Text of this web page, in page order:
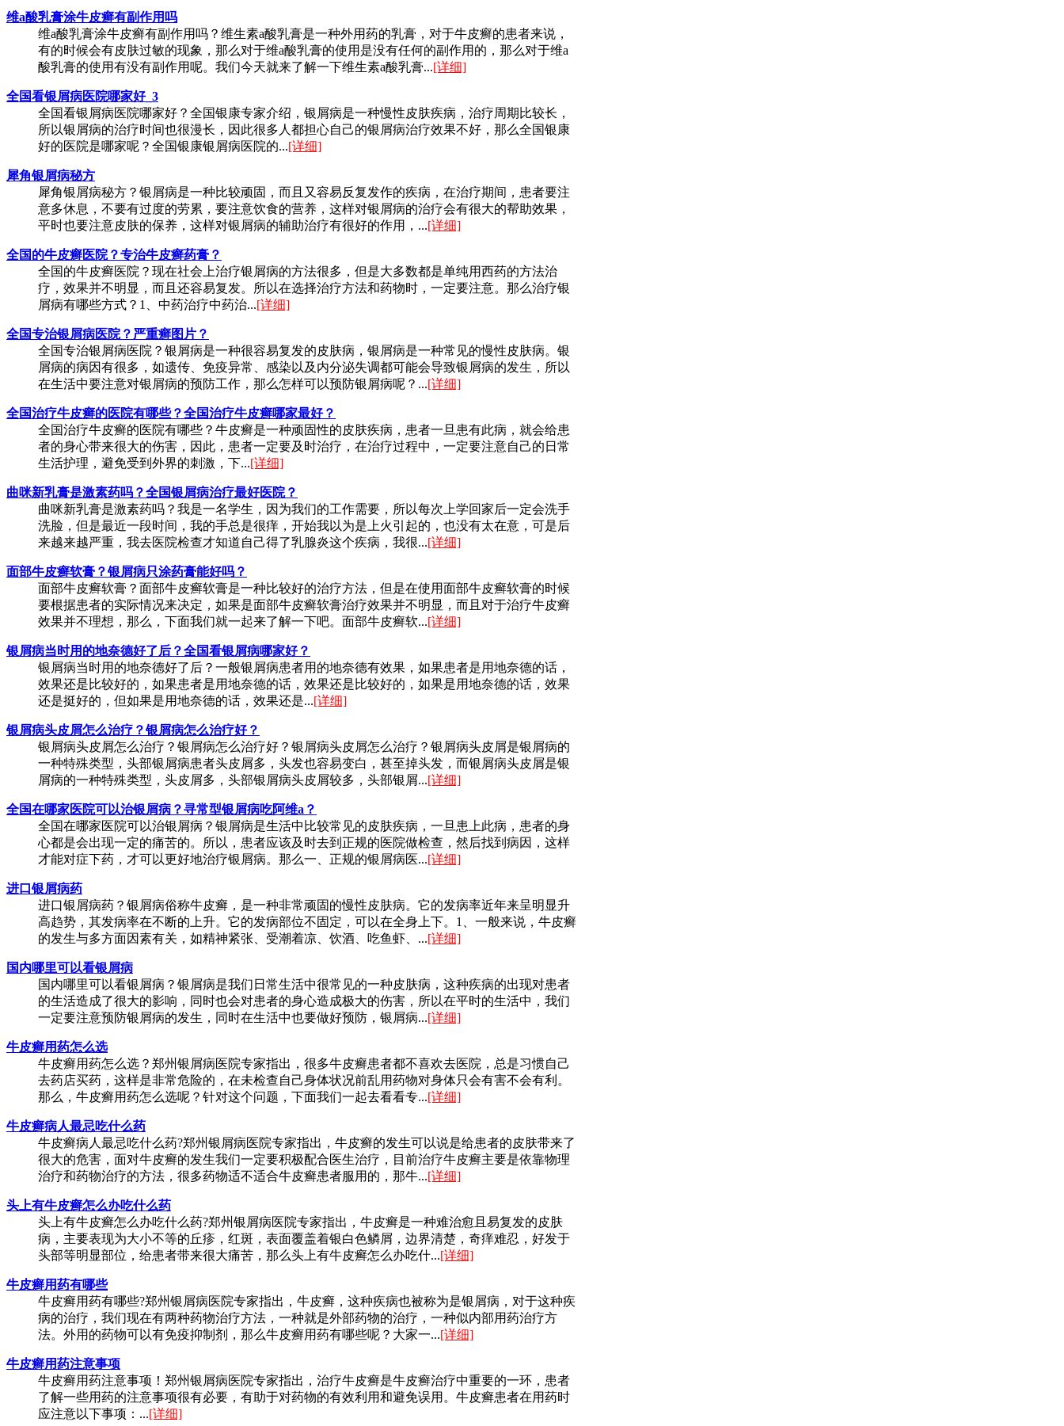
维a酸乳膏涂牛皮癣有副作用吗
维a酸乳膏涂牛皮癣有副作用吗？维生素a酸乳膏是一种外用药的乳膏，对于牛皮癣的患者来说，
有的时候会有皮肤过敏的现象，那么对于维a酸乳膏的使用是没有任何的副作用的，那么对于维a
酸乳膏的使用有没有副作用呢。我们今天就来了解一下维生素a酸乳膏...[详细]
全国看银屑病医院哪家好_3
全国看银屑病医院哪家好？全国银康专家介绍，银屑病是一种慢性皮肤疾病，治疗周期比较长，
所以银屑病的治疗时间也很漫长，因此很多人都担心自己的银屑病治疗效果不好，那么全国银康
好的医院是哪家呢？全国银康银屑病医院的...[详细]
犀角银屑病秘方
犀角银屑病秘方？银屑病是一种比较顽固，而且又容易反复发作的疾病，在治疗期间，患者要注
意多休息，不要有过度的劳累，要注意饮食的营养，这样对银屑病的治疗会有很大的帮助效果，
平时也要注意皮肤的保养，这样对银屑病的辅助治疗有很好的作用，...[详细]
全国的牛皮癣医院？专治牛皮癣药膏？
全国的牛皮癣医院？现在社会上治疗银屑病的方法很多，但是大多数都是单纯用西药的方法治
疗，效果并不明显，而且还容易复发。所以在选择治疗方法和药物时，一定要注意。那么治疗银
屑病有哪些方式？1、中药治疗中药治...[详细]
全国专治银屑病医院？严重癣图片？
全国专治银屑病医院？银屑病是一种很容易复发的皮肤病，银屑病是一种常见的慢性皮肤病。银
屑病的病因有很多，如遗传、免疫异常、感染以及内分泌失调都可能会导致银屑病的发生，所以
在生活中要注意对银屑病的预防工作，那么怎样可以预防银屑病呢？...[详细]
全国治疗牛皮癣的医院有哪些？全国治疗牛皮癣哪家最好？
全国治疗牛皮癣的医院有哪些？牛皮癣是一种顽固性的皮肤疾病，患者一旦患有此病，就会给患
者的身心带来很大的伤害，因此，患者一定要及时治疗，在治疗过程中，一定要注意自己的日常
生活护理，避免受到外界的刺激，下...[详细]
曲咪新乳膏是激素药吗？全国银屑病治疗最好医院？
曲咪新乳膏是激素药吗？我是一名学生，因为我们的工作需要，所以每次上学回家后一定会洗手
洗脸，但是最近一段时间，我的手总是很痒，开始我以为是上火引起的，也没有太在意，可是后
来越来越严重，我去医院检查才知道自己得了乳腺炎这个疾病，我很...[详细]
面部牛皮癣软膏？银屑病只涂药膏能好吗？
面部牛皮癣软膏？面部牛皮癣软膏是一种比较好的治疗方法，但是在使用面部牛皮癣软膏的时候
要根据患者的实际情况来决定，如果是面部牛皮癣软膏治疗效果并不明显，而且对于治疗牛皮癣
效果并不理想，那么，下面我们就一起来了解一下吧。面部牛皮癣软...[详细]
银屑病当时用的地奈德好了后？全国看银屑病哪家好？
银屑病当时用的地奈德好了后？一般银屑病患者用的地奈德有效果，如果患者是用地奈德的话，
效果还是比较好的，如果患者是用地奈德的话，效果还是比较好的，如果是用地奈德的话，效果
还是挺好的，但如果是用地奈德的话，效果还是...[详细]
银屑病头皮屑怎么治疗？银屑病怎么治疗好？
银屑病头皮屑怎么治疗？银屑病怎么治疗好？银屑病头皮屑怎么治疗？银屑病头皮屑是银屑病的
一种特殊类型，头部银屑病患者头皮屑多，头发也容易变白，甚至掉头发，而银屑病头皮屑是银
屑病的一种特殊类型，头皮屑多，头部银屑病头皮屑较多，头部银屑...[详细]
全国在哪家医院可以治银屑病？寻常型银屑病吃阿维a？
全国在哪家医院可以治银屑病？银屑病是生活中比较常见的皮肤疾病，一旦患上此病，患者的身
心都是会出现一定的痛苦的。所以，患者应该及时去到正规的医院做检查，然后找到病因，这样
才能对症下药，才可以更好地治疗银屑病。那么一、正规的银屑病医...[详细]
进口银屑病药
进口银屑病药？银屑病俗称牛皮癣，是一种非常顽固的慢性皮肤病。它的发病率近年来呈明显升
高趋势，其发病率在不断的上升。它的发病部位不固定，可以在全身上下。1、一般来说，牛皮癣
的发生与多方面因素有关，如精神紧张、受潮着凉、饮酒、吃鱼虾、...[详细]
国内哪里可以看银屑病
国内哪里可以看银屑病？银屑病是我们日常生活中很常见的一种皮肤病，这种疾病的出现对患者
的生活造成了很大的影响，同时也会对患者的身心造成极大的伤害，所以在平时的生活中，我们
一定要注意预防银屑病的发生，同时在生活中也要做好预防，银屑病...[详细]
牛皮癣用药怎么选
牛皮癣用药怎么选？郑州银屑病医院专家指出，很多牛皮癣患者都不喜欢去医院，总是习惯自己
去药店买药，这样是非常危险的，在未检查自己身体状况前乱用药物对身体只会有害不会有利。
那么，牛皮癣用药怎么选呢？针对这个问题，下面我们一起去看看专...[详细]
牛皮癣病人最忌吃什么药
牛皮癣病人最忌吃什么药?郑州银屑病医院专家指出，牛皮癣的发生可以说是给患者的皮肤带来了
很大的危害，面对牛皮癣的发生我们一定要积极配合医生治疗，目前治疗牛皮癣主要是依靠物理
治疗和药物治疗的方法，很多药物适不适合牛皮癣患者服用的，那牛...[详细]
头上有牛皮癣怎么办吃什么药
头上有牛皮癣怎么办吃什么药?郑州银屑病医院专家指出，牛皮癣是一种难治愈且易复发的皮肤
病，主要表现为大小不等的丘疹，红斑，表面覆盖着银白色鳞屑，边界清楚，奇痒难忍，好发于
头部等明显部位，给患者带来很大痛苦，那么头上有牛皮癣怎么办吃什...[详细]
牛皮癣用药有哪些
牛皮癣用药有哪些?郑州银屑病医院专家指出，牛皮癣，这种疾病也被称为是银屑病，对于这种疾
病的治疗，我们现在有两种药物治疗方法，一种就是外部药物的治疗，一种似内部用药治疗方
法。外用的药物可以有免疫抑制剂，那么牛皮癣用药有哪些呢？大家一...[详细]
牛皮癣用药注意事项
牛皮癣用药注意事项！郑州银屑病医院专家指出，治疗牛皮癣是牛皮癣治疗中重要的一环，患者
了解一些用药的注意事项很有必要，有助于对药物的有效利用和避免误用。牛皮癣患者在用药时
应注意以下事项：...[详细]